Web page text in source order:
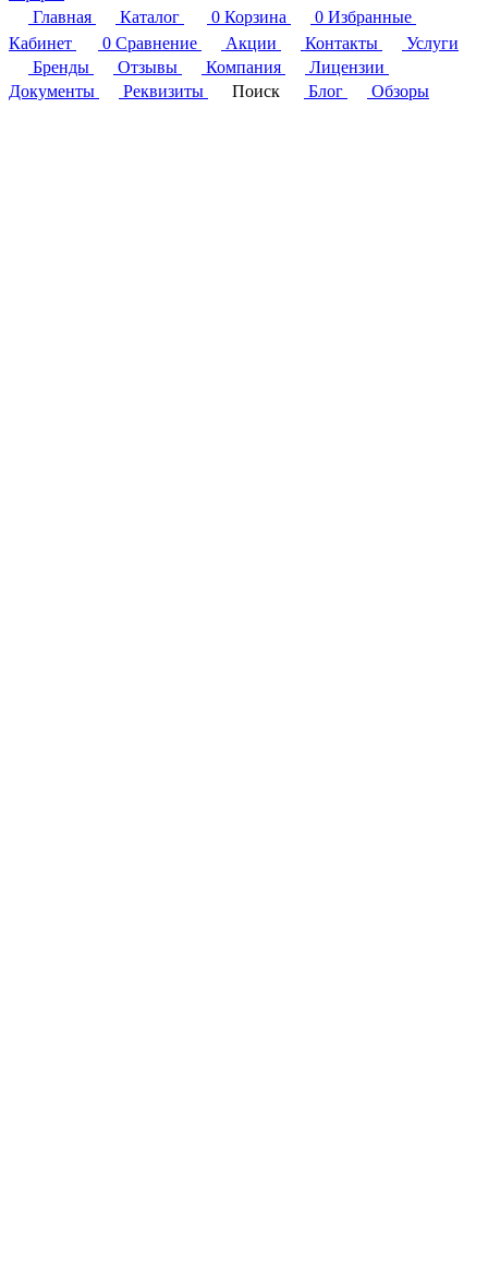
Главная
Каталог 0 Корзина 0 Избранные
Кабинет
0 Сравнение Акции Контакты
Услуги
Бренды
Отзывы Компания
Лицензии
Документы
Реквизиты Поиск Блог Обзоры